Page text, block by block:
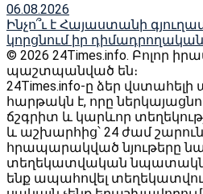
06.08.2026
Ինչո՞ւ է Հայաստանի
կորցնում իր
© 2026 24Times.info․ Բոլոր
պաշտպանված են։
24Times.info-ը ձեր
հարթակն է, որը
ճշգրիտ և կարևոր
և աշխարհից՝ 24 ժամ
հրապարակված նյութերը
տեղեկատվական
ենք ապահովել